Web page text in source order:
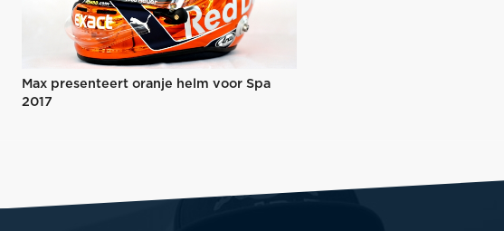
Max presenteert oranje helm voor Spa
2017